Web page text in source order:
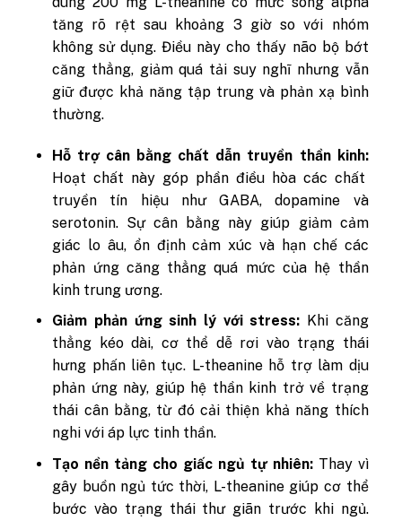
tăng rõ rệt sau khoảng 3 giờ so với nhóm
không sử dụng. Điều này cho thấy não bộ bớt
căng thẳng, giảm quá tải suy nghĩ nhưng vẫn
giữ được khả năng tập trung và phản xạ bình
thường.
Hỗ trợ cân bằng chất dẫn truyền thần kinh:
Hoạt chất này góp phần điều hòa các chất
truyền tín hiệu như GABA, dopamine và
serotonin. Sự cân bằng này giúp giảm cảm
giác lo âu, ổn định cảm xúc và hạn chế các
phản ứng căng thẳng quá mức của hệ thần
kinh trung ương.
Giảm phản ứng sinh lý với stress: Khi căng
thẳng kéo dài, cơ thể dễ rơi vào trạng thái
hưng phấn liên tục. L-theanine hỗ trợ làm dịu
phản ứng này, giúp hệ thần kinh trở về trạng
thái cân bằng, từ đó cải thiện khả năng thích
nghi với áp lực tinh thần.
Tạo nền tảng cho giấc ngủ tự nhiên:Thay vì
gây buồn ngủ tức thời, L-theanine giúp cơ thể
bước vào trạng thái thư giãn trước khi ngủ.